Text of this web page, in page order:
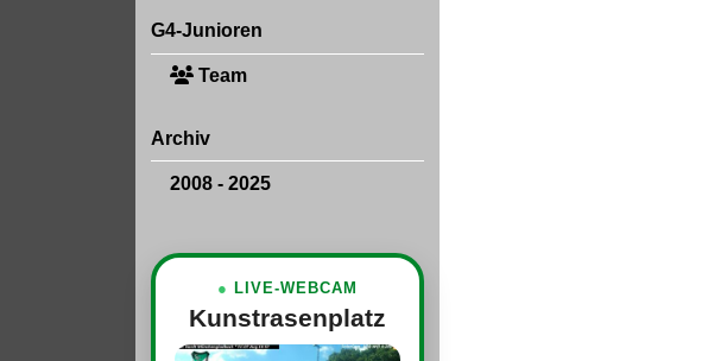
G4-Junioren
Team
Archiv
2008 - 2025
● LIVE-WEBCAM
Kunstrasenplatz